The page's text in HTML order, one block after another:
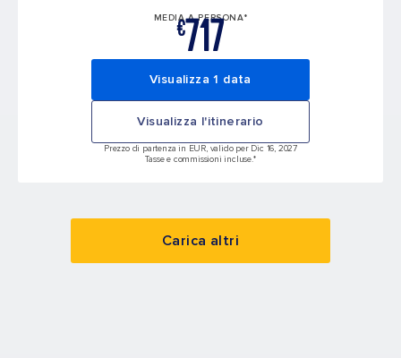
MEDIA A PERSONA*
€717
Visualizza 1 data
Visualizza l'itinerario
Prezzo di partenza in EUR, valido per Dic 16, 2027
Tasse e commissioni incluse.*
Carica altri